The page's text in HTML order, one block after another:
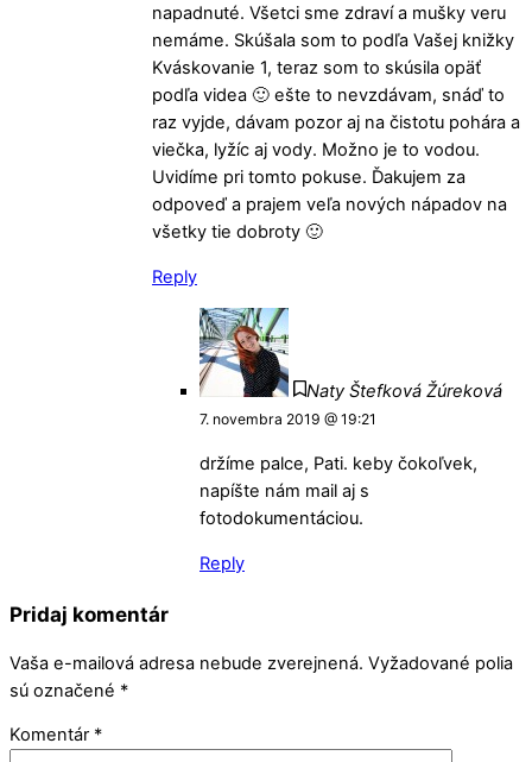
napadnuté. Všetci sme zdraví a mušky veru
nemáme. Skúšala som to podľa Vašej knižky
Kváskovanie 1, teraz som to skúsila opäť
podľa videa 🙂 ešte to nevzdávam, snáď to
raz vyjde, dávam pozor aj na čistotu pohára a
viečka, lyžíc aj vody. Možno je to vodou.
Uvidíme pri tomto pokuse. Ďakujem za
odpoveď a prajem veľa nových nápadov na
všetky tie dobroty 🙂
Reply
Naty Štefková Žúreková
7. novembra 2019 @ 19:21
držíme palce, Pati. keby čokoľvek,
napíšte nám mail aj s
fotodokumentáciou.
Reply
Pridaj komentár
Vaša e-mailová adresa nebude zverejnená. Vyžadované polia
sú označené *
Komentár *